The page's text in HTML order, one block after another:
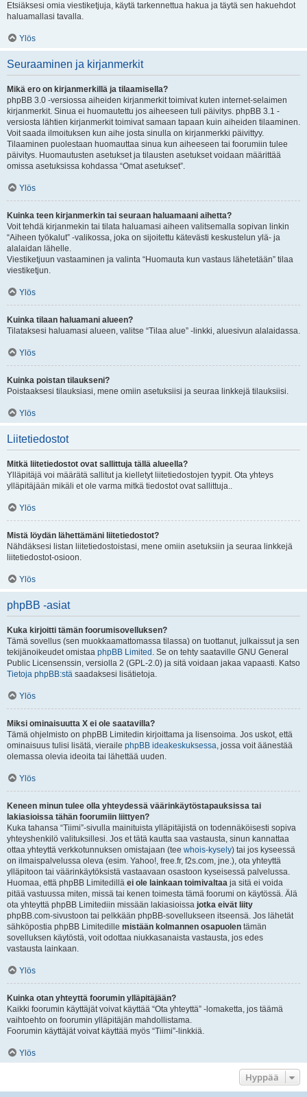
Etsiäksesi omia viestiketjuja, käytä tarkennettua hakua ja täytä sen hakuehdot
haluamallasi tavalla.
Ylös
Seuraaminen ja kirjanmerkit
Mikä ero on kirjanmerkillä ja tilaamisella?
phpBB 3.0 -versiossa aiheiden kirjanmerkit toimivat kuten internet-selaimen
kirjanmerkit. Sinua ei huomautettu jos aiheeseen tuli päivitys. phpBB 3.1 -
versiosta lähtien kirjanmerkit toimivat samaan tapaan kuin aiheiden tilaaminen.
Voit saada ilmoituksen kun aihe josta sinulla on kirjanmerkki päivittyy.
Tilaaminen puolestaan huomauttaa sinua kun aiheeseen tai foorumiin tulee
päivitys. Huomautusten asetukset ja tilausten asetukset voidaan määrittää
omissa asetuksissa kohdassa “Omat asetukset”.
Ylös
Kuinka teen kirjanmerkin tai seuraan haluamaani aihetta?
Voit tehdä kirjanmekin tai tilata haluamasi aiheen valitsemalla sopivan linkin
“Aiheen työkalut” -valikossa, joka on sijoitettu kätevästi keskustelun ylä- ja
alalaidan lähelle.
Viestiketjuun vastaaminen ja valinta “Huomauta kun vastaus lähetetään” tilaa
viestiketjun.
Ylös
Kuinka tilaan haluamani alueen?
Tilataksesi haluamasi alueen, valitse “Tilaa alue” -linkki, aluesivun alalaidassa.
Ylös
Kuinka poistan tilaukseni?
Poistaaksesi tilauksiasi, mene omiin asetuksiisi ja seuraa linkkejä tilauksiisi.
Ylös
Liitetiedostot
Mitkä liitetiedostot ovat sallittuja tällä alueella?
Ylläpitäjä voi määrätä sallitut ja kielletyt liitetiedostojen tyypit. Ota yhteys
ylläpitäjään mikäli et ole varma mitkä tiedostot ovat sallittuja..
Ylös
Mistä löydän lähettämäni liitetiedostot?
Nähdäksesi listan liitetiedostoistasi, mene omiin asetuksiin ja seuraa linkkejä
liitetiedostot-osioon.
Ylös
phpBB -asiat
Kuka kirjoitti tämän foorumisovelluksen?
Tämä sovellus (sen muokkaamattomassa tilassa) on tuottanut, julkaissut ja sen
tekijänoikeudet omistaa phpBB Limited . Se on tehty saataville GNU General
Public Licensenssin, versiolla 2 (GPL-2.0) ja sitä voidaan jakaa vapaasti. Katso
Tietoja phpBB:stä saadaksesi lisätietoja.
Ylös
Miksi ominaisuutta X ei ole saatavilla?
Tämä ohjelmisto on phpBB Limitedin kirjoittama ja lisensoima. Jos uskot, että
ominaisuus tulisi lisätä, vieraile phpBB ideakeskuksessa, jossa voit äänestää
olemassa olevia ideoita tai lähettää uuden.
Ylös
Keneen minun tulee olla yhteydessä väärinkäytöstapauksissa tai
lakiasioissa tähän foorumiin liittyen?
Kuka tahansa “Tiimi”-sivulla mainituista ylläpitäjistä on todennäköisesti sopiva
yhteyshenkilö valituksillesi. Jos et tätä kautta saa vastausta, sinun kannattaa
ottaa yhteyttä verkkotunnuksen omistajaan (tee whois-kysely) tai jos kyseessä
on ilmaispalvelussa oleva (esim. Yahoo!, free.fr, f2s.com, jne.), ota yhteyttä
ylläpitoon tai väärinkäytöksistä vastaavaan osastoon kyseisessä palvelussa.
Huomaa, että phpBB Limitedillä ei ole lainkaan toimivaltaa ja sitä ei voida
pitää vastuussa miten, missä tai kenen toimesta tämä foorumi on käytössä. Älä
ota yhteyttä phpBB Limitediin missään lakiasioissa jotka eivät liity
phpBB.com-sivustoon tai pelkkään phpBB-sovellukseen itseensä. Jos lähetät
sähköpostia phpBB Limitedille mistään kolmannen osapuolen tämän
sovelluksen käytöstä, voit odottaa niukkasanaista vastausta, jos edes
vastausta lainkaan.
Ylös
Kuinka otan yhteyttä foorumin ylläpitäjään?
Kaikki foorumin käyttäjät voivat käyttää “Ota yhteyttä” -lomaketta, jos täämä
vaihtoehto on foorumin ylläpitäjän mahdollistama.
Foorumin käyttäjät voivat käyttää myös “Tiimi”-linkkiä.
Ylös
Hyppää